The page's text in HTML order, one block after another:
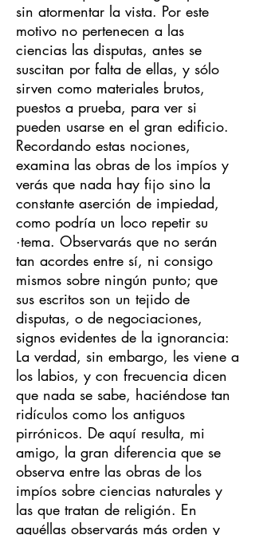
sin atormentar la vista. Por este
motivo no pertenecen a las
ciencias las disputas, antes se
suscitan por falta de ellas, y sólo
sirven como materiales brutos,
puestos a prueba, para ver si
pueden usarse en el gran edificio.
Recordando estas nociones,
examina las obras de los impíos y
verás que nada hay fijo sino la
constante aserción de impiedad,
como podría un loco repetir su
·tema. Observarás que no serán
tan acordes entre sí, ni consigo
mismos sobre ningún punto; que
sus escritos son un tejido de
disputas, o de negociaciones,
signos evidentes de la ignorancia:
La verdad, sin embargo, les viene a
los labios, y con frecuencia dicen
que nada se sabe, haciéndose tan
ridículos como los antiguos
pirrónicos. De aquí resulta, mi
amigo, la gran diferencia que se
observa entre las obras de los
impíos sobre ciencias naturales y
las que tratan de religión. En
aquéllas observarás más orden y